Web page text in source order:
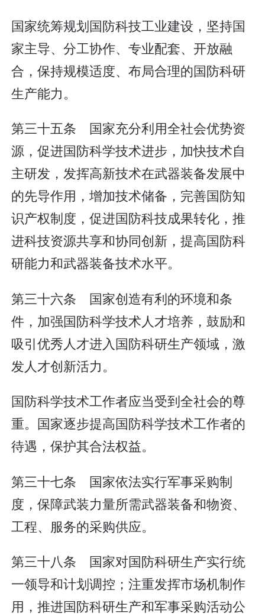
国家统筹规划国防科技工业建设，坚持国
家主导、分工协作、专业配套、开放融
合，保持规模适度、布局合理的国防科研
生产能力。
第三十五条 国家充分利用全社会优势资
源，促进国防科学技术进步，加快技术自
主研发，发挥高新技术在武器装备发展中
的先导作用，增加技术储备，完善国防知
识产权制度，促进国防科技成果转化，推
进科技资源共享和协同创新，提高国防科
研能力和武器装备技术水平。
第三十六条 国家创造有利的环境和条
件，加强国防科学技术人才培养，鼓励和
吸引优秀人才进入国防科研生产领域，激
发人才创新活力。
国防科学技术工作者应当受到全社会的尊
重。国家逐步提高国防科学技术工作者的
待遇，保护其合法权益。
第三十七条 国家依法实行军事采购制
度，保障武装力量所需武器装备和物资、
工程、服务的采购供应。
第三十八条 国家对国防科研生产实行统
一领导和计划调控；注重发挥市场机制作
用，推进国防科研生产和军事采购活动公